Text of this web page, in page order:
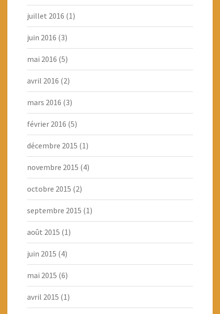
juillet 2016 (1)
juin 2016 (3)
mai 2016 (5)
avril 2016 (2)
mars 2016 (3)
février 2016 (5)
décembre 2015 (1)
novembre 2015 (4)
octobre 2015 (2)
septembre 2015 (1)
août 2015 (1)
juin 2015 (4)
mai 2015 (6)
avril 2015 (1)